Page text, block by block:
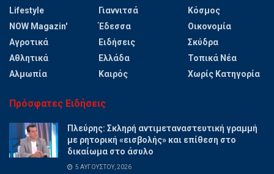
Lifestyle
NOW Magazin'
Αγροτικά
Αθλητικά
Αλμωπία
Γιαννιτσά
Έδεσσα
Ειδήσεις
Ελλάδα
Καιρός
Κόσμος
Οικονομία
Σκύδρα
Τοπικά Νέα
Χωρίς Κατηγορία
Πρόσφατες Ειδήσεις
Πλεύρης: Σκληρή αντιμεταναστευτική γραμμή
με ρητορική «εισβολής» και επίθεση στο
δικαίωμα στο άσυλο
5 ΑΥΓΟΎΣΤΟΥ, 2026